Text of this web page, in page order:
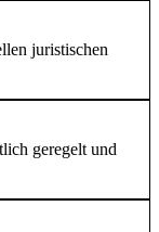
juristischen
geregelt und